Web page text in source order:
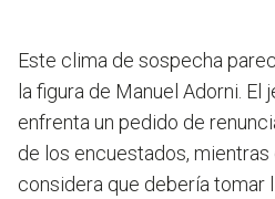
Este clima de sospecha
la figura de Manuel Adorni. El
enfrenta un pedido de
de los encuestados, mientras
considera que debería tomar